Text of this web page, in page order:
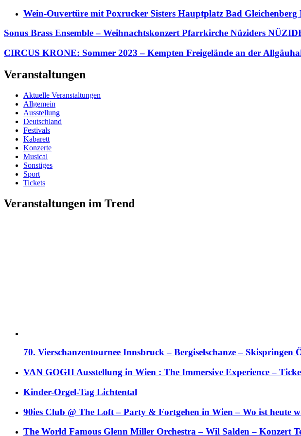
Wein-Ouvertüre mit Poxrucker Sisters Hauptplatz Bad
Sonus Brass Ensemble – Weihnachtskonzert Pfarrkirche Nüziders
CIRCUS KRONE: Sommer 2023 – Kempten Freigelände an der
Veranstaltungen
Aktuelle Veranstaltungen
Allgemein
Ausstellung
Deutschland
Festivals
Kabarett
Konzerte
Musical
Sonstiges
Sport
Tickets
Veranstaltungen im Trend
70. Vierschanzentournee Innsbruck – Bergiselschanze – Skispringen
VAN GOGH Ausstellung in Wien : The Immersive Experience –
Kinder-Orgel-Tag Lichtental
90ies Club @ The Loft – Party & Fortgehen in Wien – Wo ist heute
The World Famous Glenn Miller Orchestra – Wil Salden – Konzert